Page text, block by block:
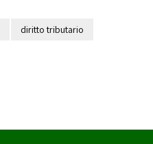
diritto tributario